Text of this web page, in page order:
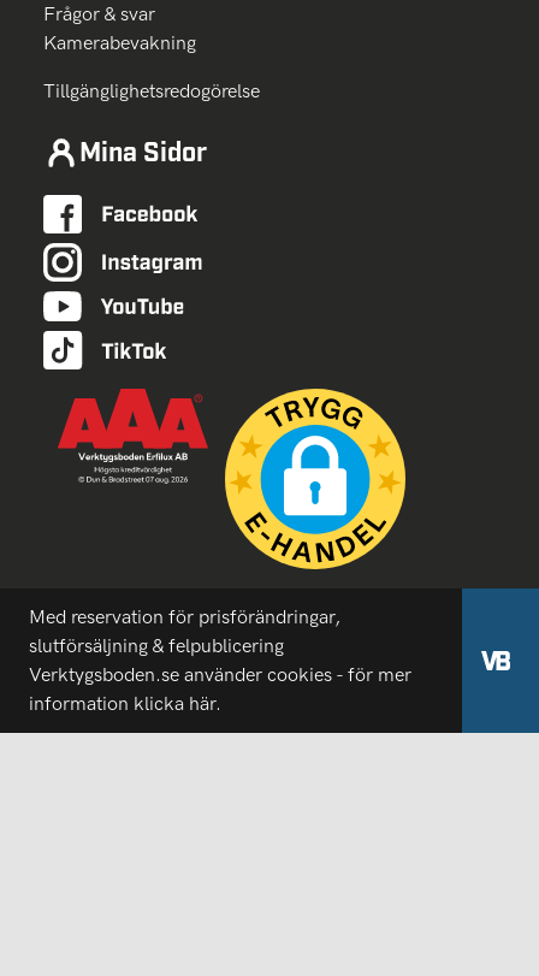
Frågor & svar
Kamerabevakning
Tillgänglighetsredogörelse
Mina Sidor
Med reservation för prisförändringar,
slutförsäljning & felpublicering
Verktygsboden.se använder cookies - för mer
information klicka här.